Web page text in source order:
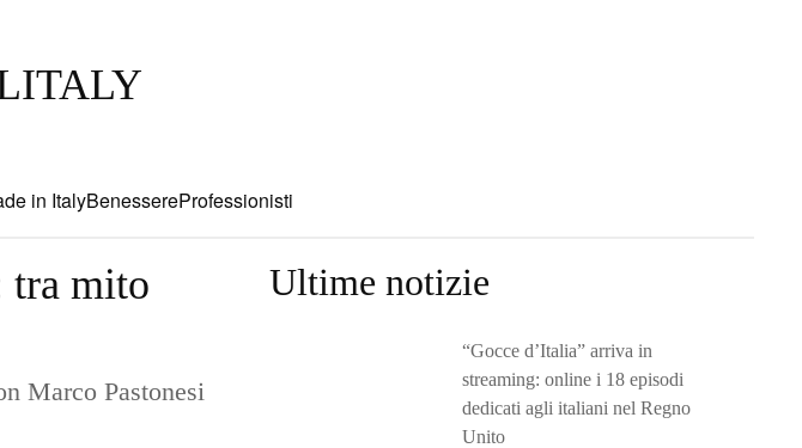
in ItalyBenessereProfessionisti
tra mito
Marco Pastonesi
Ultime notizie
“Gocce d’Italia” arriva in
streaming: online i 18 episodi
dedicati agli italiani nel Regno
Unito